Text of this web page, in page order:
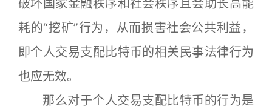
破坏国家金融秩序和社会秩序且会助长高能
耗的“挖矿”行为，从而损害社会公共利益，
即个人交易支配比特币的相关民事法律行为
也应无效。
那么对于个人交易支配比特币的行为是